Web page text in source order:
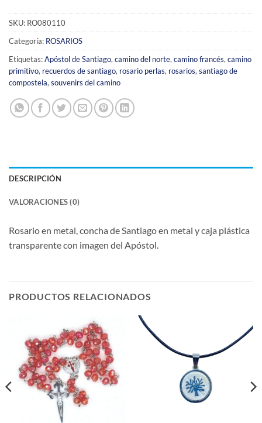
SKU: RO080110
Categoría: ROSARIOS
Etiquetas:Apóstol de Santiago, camino del norte, camino francés, camino
primitivo, recuerdos de santiago, rosario perlas, rosarios, santiago de
compostela, souvenirs del camino
DESCRIPCIÓN
VALORACIONES (0)
Rosario en metal, concha de Santiago en metal y caja plástica
transparente con imagen del Apóstol.
PRODUCTOS RELACIONADOS